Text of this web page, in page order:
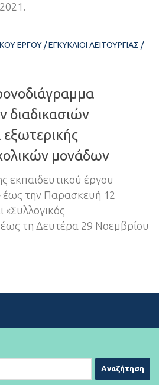
ΈΡΓΟΥ/ΕΓΚΎΚΛΙΟΙ ΛΕΙΤΟΥΡΓΊΑΣ /
διαδικασιών
εξωτερικής
μονάδων
εκπαιδευτικού έργου
την Παρασκευή 12
«Συλλογικός
τη Δευτέρα 29 Νοεμβρίου